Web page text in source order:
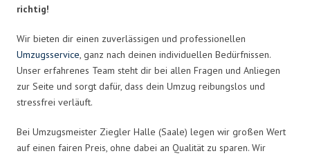
richtig!
Wir bieten dir einen zuverlässigen und professionellen
Umzugsservice, ganz nach deinen individuellen Bedürfnissen.
Unser erfahrenes Team steht dir bei allen Fragen und Anliegen
zur Seite und sorgt dafür, dass dein Umzug reibungslos und
stressfrei verläuft.
Bei Umzugsmeister Ziegler Halle (Saale) legen wir großen Wert
auf einen fairen Preis, ohne dabei an Qualität zu sparen. Wir